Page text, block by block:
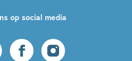
op social media